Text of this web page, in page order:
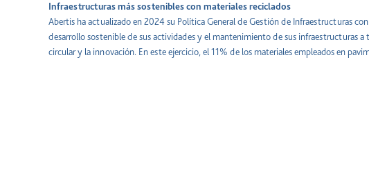
Infraestructuras más sostenibles con materiales reciclados
Abertis ha actualizado en 2024 su Política General de Gestión de Infraestructuras
desarrollo sostenible de sus actividades y el mantenimiento de sus infraestructuras a
circular y la innovación. En este ejercicio, el 11% de los materiales empleados en